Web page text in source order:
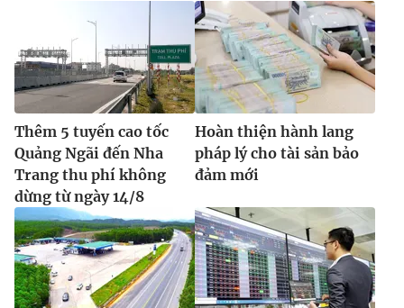
Thêm 5 tuyến cao tốc
Quảng Ngãi đến Nha
Trang thu phí không
dừng từ ngày 14/8
Hoàn thiện hành lang
pháp lý cho tài sản bảo
đảm mới